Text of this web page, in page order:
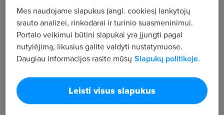
Įmonės aprašymas
14
Darbuotojų sk.
~2 807 €
Mes naudojame slapukus (angl. cookies) lankytojų
srauto analizei, rinkodarai ir turinio suasmeninimui.
Portalo veikimui būtini slapukai yra įjungti pagal
nutylėjimą, likusius galite valdyti nustatymuose.
Daugiau informacijos rasite mūsų Slapukų politikoje.
Leisti visus slapukus